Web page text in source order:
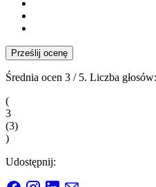
Prześlij ocenę
Średnia ocen 3 / 5. Liczba głosów:
(
3
(3)
)
Udostępnij: